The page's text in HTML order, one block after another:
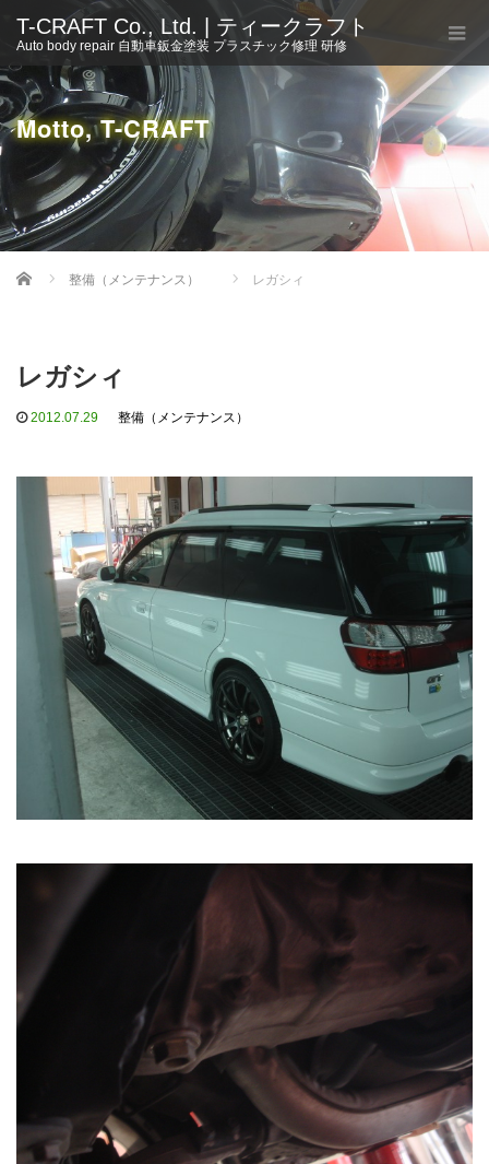
T-CRAFT Co., Ltd. | ティークラフト
Auto body repair 自動車鈑金塗装 プラスチック修理 研修
Motto, T-CRAFT
Home 整備（メンテナンス） レガシィ
レガシィ
2012.07.29 整備（メンテナンス）